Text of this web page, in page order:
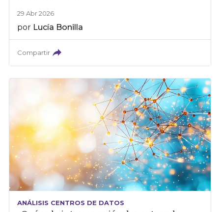
29 Abr 2026
por Lucía Bonilla
Compartir
ANÁLISIS CENTROS DE DATOS